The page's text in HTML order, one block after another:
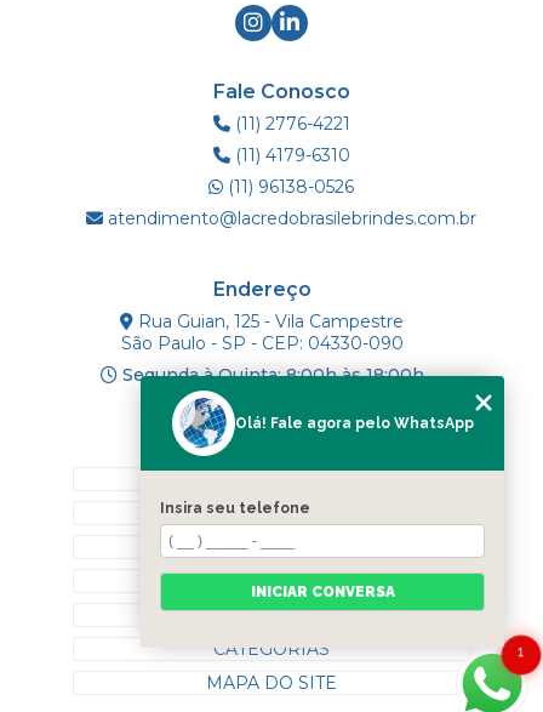
Fale Conosco
(11) 2776-4221
(11) 4179-6310
(11) 96138-0526
atendimento@lacredobrasilebrindes.com.br
Endereço
Rua Guian, 125 - Vila Campestre
São Paulo - SP - CEP: 04330-090
Segunda à Quinta: 8:00h às 18:00h
Mapa do Site
SOBRE NÓS
PRODUTOS
BLOG
CONTATO
CATEGORIAS
MAPA DO SITE
1
Olá! Fale agora pelo WhatsApp
Insira seu telefone
INICIAR CONVERSA